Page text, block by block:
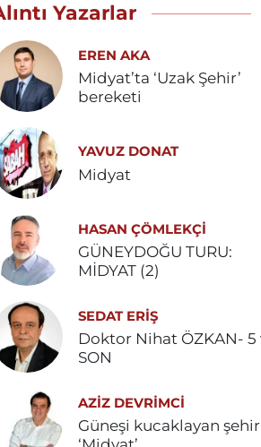
Yazarlar
EREN AKA
Midyat’ta ‘Uzak Şehir’
bereketi
YAVUZ DONAT
Midyat
HASAN ÇÖMLEKÇİ
GÜNEYDOĞU TURU:
MİDYAT (2)
SEDAT ERİŞ
Doktor Nihat ÖZKAN- 5 ve
SON
AZIZ DEVRIMCI
Güneşi kucaklayan şehir